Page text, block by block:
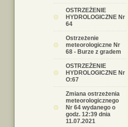
OSTRZEŻENIE
HYDROLOGICZNE Nr
64
Ostrzeżenie
meteorologiczne Nr
68 - Burze z gradem
OSTRZEŻENIE
HYDROLOGICZNE Nr
O:67
Zmiana ostrzeżenia
meteorologicznego
Nr 64 wydanego o
godz. 12:39 dnia
11.07.2021